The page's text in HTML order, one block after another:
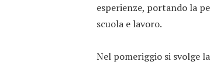
esperienze, portando la
scuola e lavoro.
Nel pomeriggio si svolge